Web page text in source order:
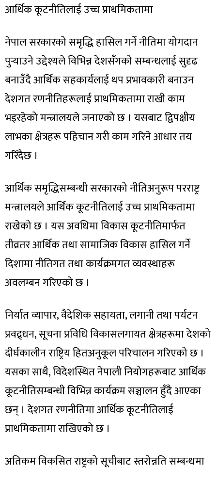
आर्थिक कूटनीतिलाई उच्च प्राथमिकतामा
नेपाल सरकारको समृद्धि हासिल गर्ने नीतिमा योगदान
पुर्‍याउने उद्देश्यले विभिन्न देशसँगको सम्बन्धलाई सुदृढ
बनाउँदै आर्थिक सहकार्यलाई थप प्रभावकारी बनाउन
देशगत रणनीतिहरूलाई प्राथमिकतामा राखी काम
भइरहेको मन्त्रालयले जनाएको छ । यसबाट द्विपक्षीय
लाभका क्षेत्रहरू पहिचान गरी काम गरिने आधार तय
गरिँदैछ ।
आर्थिक समृद्धिसम्बन्धी सरकारको नीतिअनुरूप परराष्ट्र
मन्त्रालयले आर्थिक कूटनीतिलाई उच्च प्राथमिकतामा
राखेको छ । यस अवधिमा विकास कूटनीतिमार्फत
तीव्रतर आर्थिक तथा सामाजिक विकास हासिल गर्ने
दिशामा नीतिगत तथा कार्यक्रमगत व्यवस्थाहरू
अवलम्बन गरिएको छ ।
निर्यात व्यापार, वैदेशिक सहायता, लगानी तथा पर्यटन
प्रवद्र्धन, सूचना प्रविधि विकासलगायत क्षेत्रहरूमा देशको
दीर्घकालीन राष्ट्रिय हितअनुकूल परिचालन गरिएको छ ।
यसका साथै, विदेशस्थित नेपाली नियोगहरूबाट आर्थिक
कूटनीतिसम्बन्धी विभिन्न कार्यक्रम सञ्चालन हुँदै आएका
छन् । देशगत रणनीतिमा आर्थिक कूटनीतिलाई
प्राथमिकतामा राखिएको छ ।
अतिकम विकसित राष्ट्रको सूचीबाट स्तरोन्नति सम्बन्धमा